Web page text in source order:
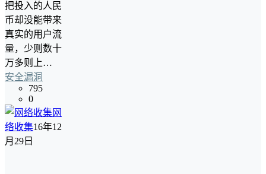
把投入的人民
币却没能带来
真实的用户流
量，少则数十
万多则上…
安全漏洞
795
0
网
络收集16年12
月29日